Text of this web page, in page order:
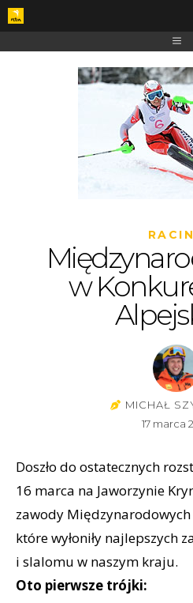
w
MICHAŁ
17 marca
Doszło do ostatecznych
16 marca na Jaworzynie
zawody
które wyłoniły najlepszych
i slalomu w naszym kraju.
Oto pierwsze trójki: